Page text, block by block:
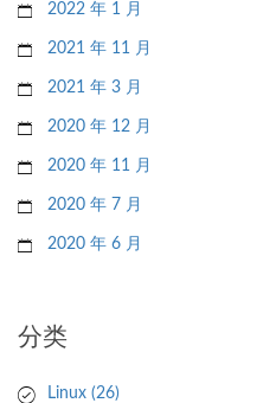
2022 年 1 月
2021 年 11 月
2021 年 3 月
2020 年 12 月
2020 年 11 月
2020 年 7 月
2020 年 6 月
分类
Linux (26)